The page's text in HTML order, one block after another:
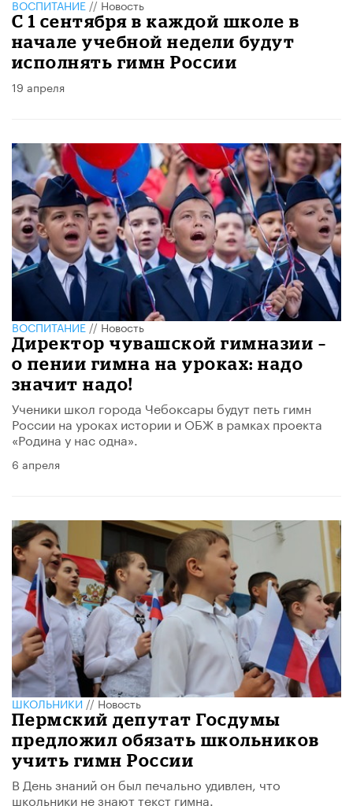
ВОСПИТАНИЕ//Новость
С 1 сентября в каждой школе в
начале учебной недели будут
исполнять гимн России
19 апреля
ВОСПИТАНИЕ//Новость
Директор чувашской гимназии –
о пении гимна на уроках: надо
значит надо!
Ученики школ города Чебоксары будут петь гимн
России на уроках истории и ОБЖ в рамках проекта
«Родина у нас одна».
6 апреля
ШКОЛЬНИКИ//Новость
Пермский депутат Госдумы
предложил обязать школьников
учить гимн России
В День знаний он был печально удивлен, что
школьники не знают текст гимна.